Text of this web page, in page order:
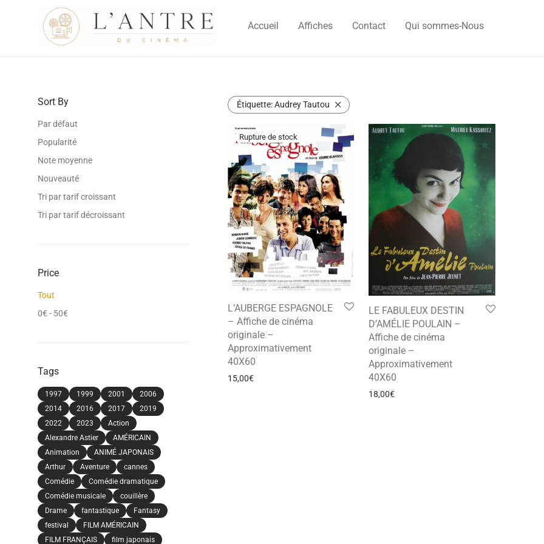
Accueil Affiches Contact Qui sommes-Nous
Sort By
Par défaut
Popularité
Note moyenne
Nouveauté
Tri par tarif croissant
Tri par tarif décroissant
Price
Tout
0€ - 50€
Tags
1997 1999 2001
2006
2014
2016 2017
2019
2022
2023
Action
Alexandre Astier
AMÉRICAIN
Animation
ANIMÉ JAPONAIS
Arthur
Aventure
cannes
Comédie
Comédie dramatique
Comédie musicale
couillère
Drame
fantastique
Fantasy
festival
FILM AMÉRICAIN
FILM FRANÇAIS
film japonais
Étiquette:Audrey Tautou
L’AUBERGE ESPAGNOLE
– Affiche de cinéma
originale –
Approximativement
40X60
15,00€
LE FABULEUX DESTIN
D’AMÉLIE POULAIN –
Affiche de cinéma
originale –
Approximativement
40X60
18,00€